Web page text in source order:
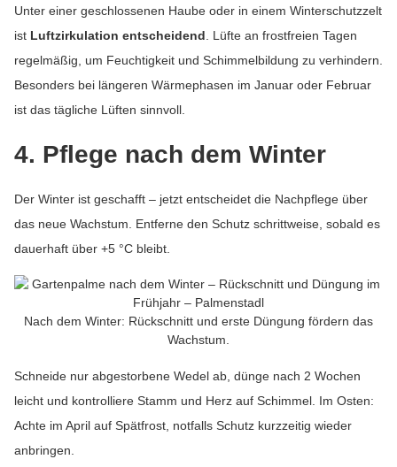
Unter einer geschlossenen Haube oder in einem Winterschutzzelt
ist Luftzirkulation entscheidend . Lüfte an frostfreien Tagen
regelmäßig, um Feuchtigkeit und Schimmelbildung zu verhindern.
Besonders bei längeren Wärmephasen im Januar oder Februar
ist das tägliche Lüften sinnvoll.
4. Pflege nach dem Winter
Der Winter ist geschafft – jetzt entscheidet die Nachpflege über
das neue Wachstum. Entferne den Schutz schrittweise, sobald es
dauerhaft über +5 °C bleibt.
Nach dem Winter: Rückschnitt und erste Düngung fördern das
Wachstum.
Schneide nur abgestorbene Wedel ab, dünge nach 2 Wochen
leicht und kontrolliere Stamm und Herz auf Schimmel. Im Osten:
Achte im April auf Spätfrost, notfalls Schutz kurzzeitig wieder
anbringen.